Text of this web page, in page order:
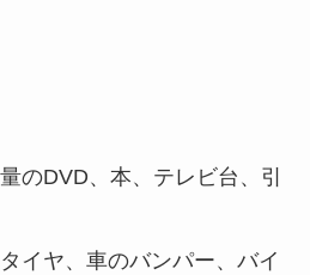
のDVD、本、テレビ台、引
イヤ、車のバンパー、バイ